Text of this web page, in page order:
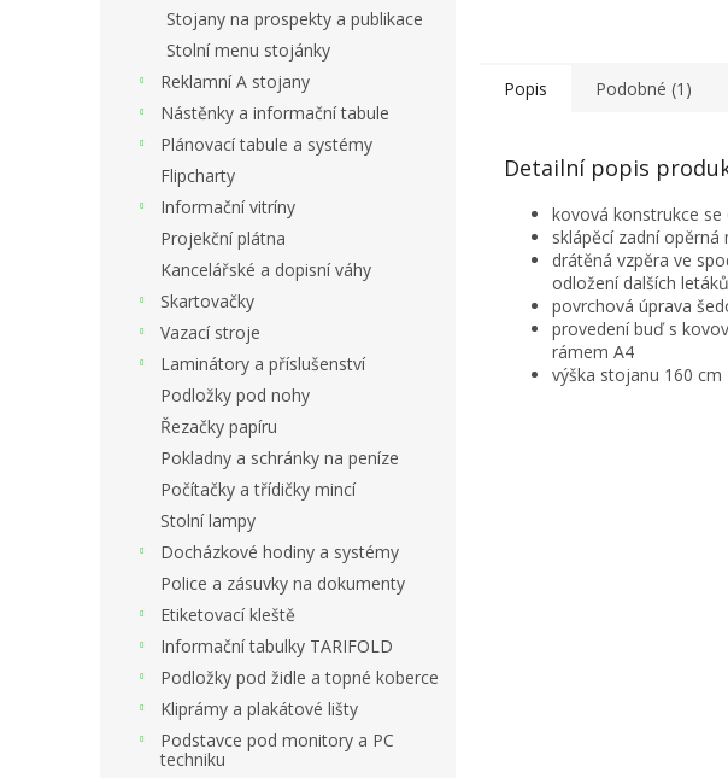
Stojany na prospekty a publikace
Stolní menu stojánky
Reklamní A stojany
Nástěnky a informační tabule
Plánovací tabule a systémy
Flipcharty
Informační vitríny
Projekční plátna
Kancelářské a dopisní váhy
Skartovačky
Vazací stroje
Laminátory a příslušenství
Podložky pod nohy
Řezačky papíru
Pokladny a schránky na peníze
Počítačky a třídičky mincí
Stolní lampy
Docházkové hodiny a systémy
Police a zásuvky na dokumenty
Etiketovací kleště
Informační tabulky TARIFOLD
Podložky pod židle a topné koberce
Kliprámy a plakátové lišty
Podstavce pod monitory a PC
techniku
Popis Podobné (1)
Detailní popis
kovová konstrukce
sklápěcí zadní
drátěná vzpěra ve
odložení dalších letáků
povrchová úprava
provedení buď s
rámem A4
výška stojanu 160 cm